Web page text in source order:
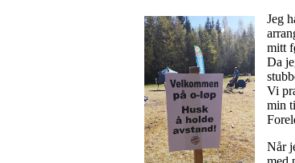
Jeg
mitt
Da
Vi
min
Når